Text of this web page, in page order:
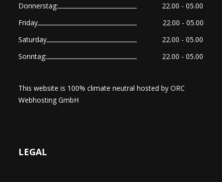
Donnerstag:
22.00 - 05.00
Friday
22.00 - 05.00
Saturday
22.00 - 05.00
Sonntag:
22.00 - 05.00
This website is 100% climate neutral hosted byORC
Webhosting GmbH
LEGAL